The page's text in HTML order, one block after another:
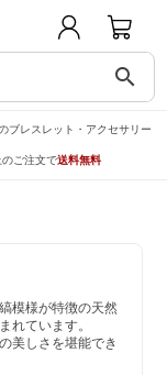
search
ブレスレット・アクセサリー
ご注文で送料無料
模様が特徴の天然
れています。
美しさを堪能でき